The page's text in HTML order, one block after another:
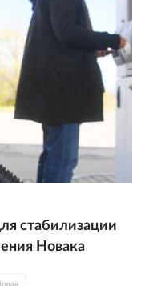
стабилизации
Новака